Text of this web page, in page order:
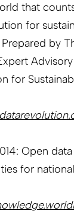
that
for
by
for
Open
for